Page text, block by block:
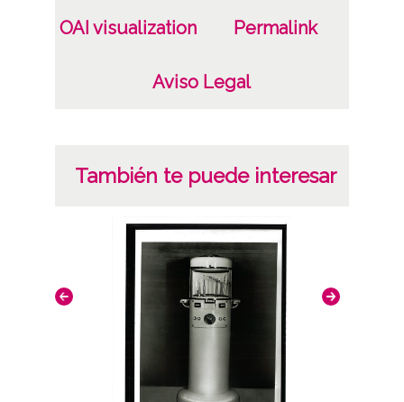
OAI visualization Permalink
Aviso Legal
También te puede interesar